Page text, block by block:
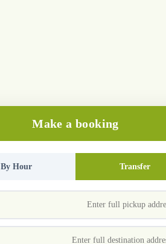
Make a booking
Transfer
By Hour